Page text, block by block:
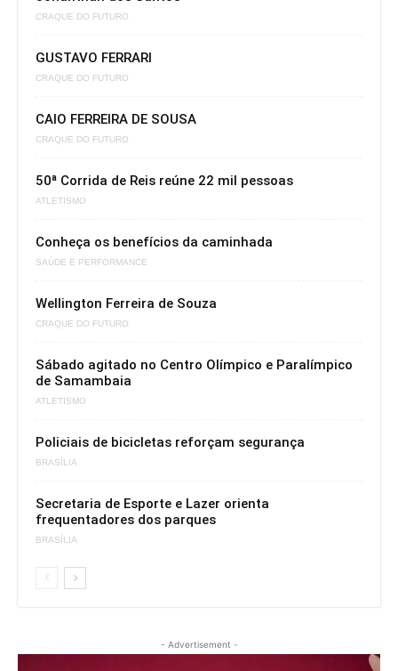
CRAQUE DO FUTURO
GUSTAVO FERRARI
CRAQUE DO FUTURO
CAIO FERREIRA DE SOUSA
CRAQUE DO FUTURO
50ª Corrida de Reis reúne 22 mil pessoas
ATLETISMO
Conheça os benefícios da caminhada
SAÚDE E PERFORMANCE
Wellington Ferreira de Souza
CRAQUE DO FUTURO
Sábado agitado no Centro Olímpico e Paralímpico
de Samambaia
ATLETISMO
Policiais de bicicletas reforçam segurança
BRASÍLIA
Secretaria de Esporte e Lazer orienta
frequentadores dos parques
BRASÍLIA
- Advertisement -